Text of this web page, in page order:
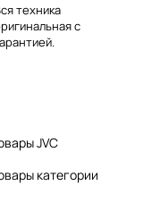
техника
с
JVC
категории